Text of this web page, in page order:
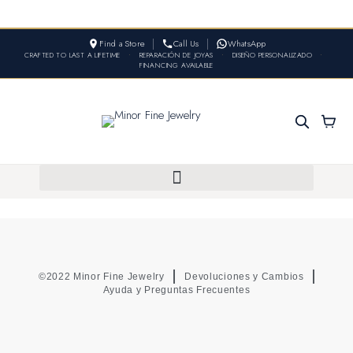
Find a Store Call Us WhatsApp
CRAFTED TO LAST A LIFETIME • REPARACIÓN DE JOYAS • DISEÑO PERSONALIZADO
•
FINANCING AVAILABLE
©2022 Minor Fine Jewelry
Devoluciones y Cambios
Ayuda y Preguntas Frecuentes